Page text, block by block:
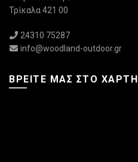
Τρίκαλα 421 00
24310 75287
info@woodland-outdoor.gr
ΒΡΕΊΤΕ ΜΑΣ ΣΤΟ ΧΆΡΤΗ